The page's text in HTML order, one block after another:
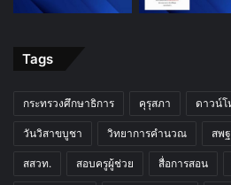
Tags
กระทรวงศึกษาธิการ คุรุสภา ดาวน์โ
วันวิสาขบูชา วิทยาการคำนวณ สพ
สสวท. สอบครูผู้ช่วย สื่อการสอน